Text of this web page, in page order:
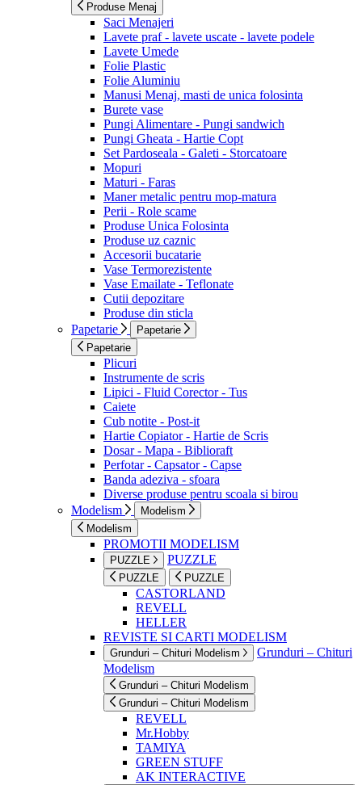
Produse Menaj
Saci Menajeri
Lavete praf - lavete uscate - lavete podele
Lavete Umede
Folie Plastic
Folie Aluminiu
Manusi Menaj, masti de unica folosinta
Burete vase
Pungi Alimentare - Pungi sandwich
Pungi Gheata - Hartie Copt
Set Pardoseala - Galeti - Storcatoare
Mopuri
Maturi - Faras
Maner metalic pentru mop-matura
Perii - Role scame
Produse Unica Folosinta
Produse uz caznic
Accesorii bucatarie
Vase Termorezistente
Vase Emailate - Teflonate
Cutii depozitare
Produse din sticla
Papetarie
Papetarie
Papetarie
Plicuri
Instrumente de scris
Lipici - Fluid Corector - Tus
Caiete
Cub notite - Post-it
Hartie Copiator - Hartie de Scris
Dosar - Mapa - Biblioraft
Perfotar - Capsator - Capse
Banda adeziva - sfoara
Diverse produse pentru scoala si birou
Modelism
Modelism
Modelism
PROMOTII MODELISM
PUZZLE PUZZLE
PUZZLE PUZZLE
CASTORLAND
REVELL
HELLER
REVISTE SI CARTI MODELISM
Grunduri – Chituri Modelism
Grunduri – Chituri
Modelism
Grunduri – Chituri Modelism
Grunduri – Chituri Modelism
REVELL
Mr.Hobby
TAMIYA
GREEN STUFF
AK INTERACTIVE